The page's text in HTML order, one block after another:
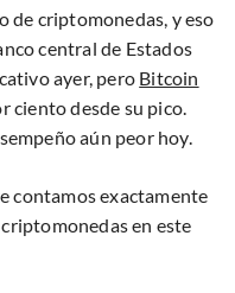
de criptomonedas, y eso
central de Estados
ayer, pero Bitcoin
ciento desde su pico.
aún peor hoy.
contamos exactamente
en este